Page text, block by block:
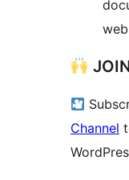
Channel